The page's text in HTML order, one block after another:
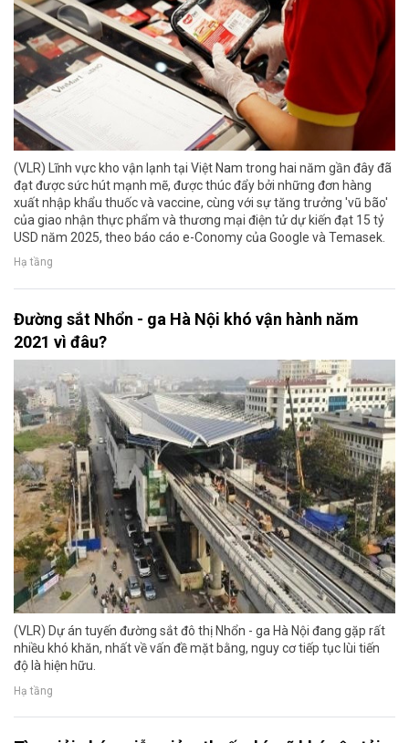
(VLR) Lĩnh vực kho vận lạnh tại Việt Nam trong hai năm gần đây đã
đạt được sức hút mạnh mẽ, được thúc đẩy bởi những đơn hàng
xuất nhập khẩu thuốc và vaccine, cùng với sự tăng trưởng 'vũ bão'
của giao nhận thực phẩm và thương mại điện tử dự kiến đạt 15 tỷ
USD năm 2025, theo báo cáo e-Conomy của Google và Temasek.
Hạ tầng
Đường sắt Nhổn - ga Hà Nội khó vận hành năm
2021 vì đâu?
(VLR) Dự án tuyến đường sắt đô thị Nhổn - ga Hà Nội đang gặp rất
nhiều khó khăn, nhất về vấn đề mặt bằng, nguy cơ tiếp tục lùi tiến
độ là hiện hữu.
Hạ tầng